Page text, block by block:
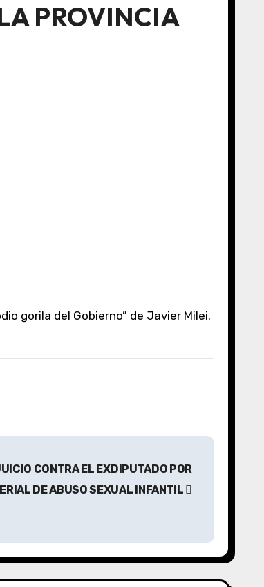
PROVINCIA
CONTRA EL EXDIPUTADO POR
DE ABUSO SEXUAL INFANTIL